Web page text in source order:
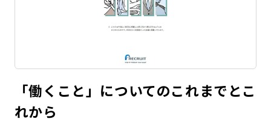
「働くこと」についてのこれまでとこ
れから